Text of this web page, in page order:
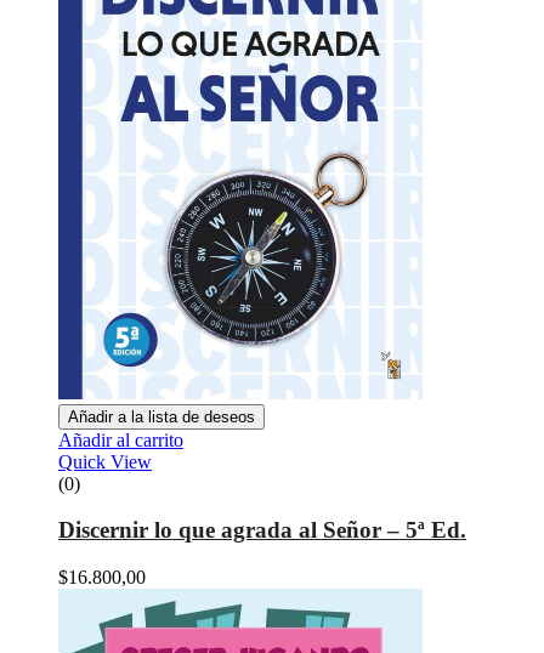
Añadir a la lista de deseos
Añadir al carrito
Quick View
(0)
Discernir lo que agrada al Señor – 5ª Ed.
$16.800,00